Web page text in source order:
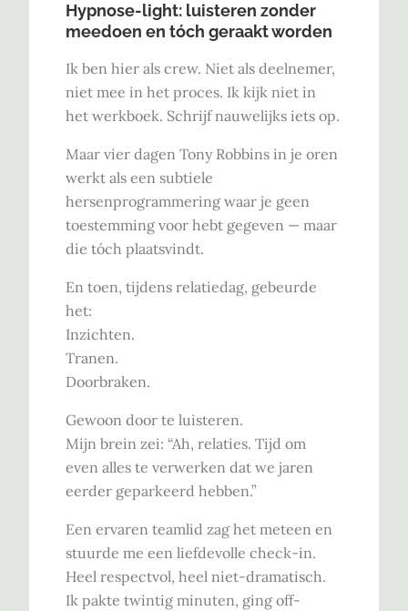
Hypnose-light: luisteren zonder
meedoen en tóch geraakt worden
Ik ben hier als crew. Niet als deelnemer,
niet mee in het proces. Ik kijk niet in
het werkboek. Schrijf nauwelijks iets op.
Maar vier dagen Tony Robbins in je oren
werkt als een subtiele
hersenprogrammering waar je geen
toestemming voor hebt gegeven — maar
die tóch plaatsvindt.
En toen, tijdens relatiedag, gebeurde
het:
Inzichten.
Tranen.
Doorbraken.
Gewoon door te luisteren.
Mijn brein zei: “Ah, relaties. Tijd om
even alles te verwerken dat we jaren
eerder geparkeerd hebben.”
Een ervaren teamlid zag het meteen en
stuurde me een liefdevolle check-in.
Heel respectvol, heel niet-dramatisch.
Ik pakte twintig minuten, ging off-